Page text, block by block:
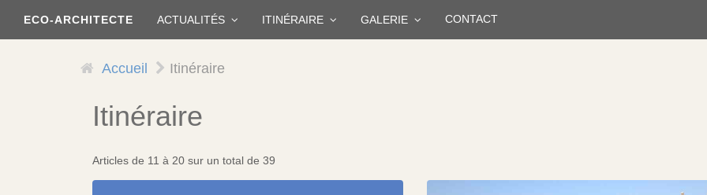
contenu
ECO-ARCHITECTE ACTUALITÉS ITINÉRAIRE GALERIE CONTACT
Accueil Itinéraire
Itinéraire
Articles de 11 à 20 sur un total de 39